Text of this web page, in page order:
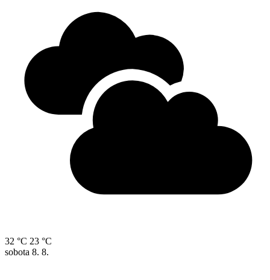
32 °C 23 °C
sobota 8. 8.